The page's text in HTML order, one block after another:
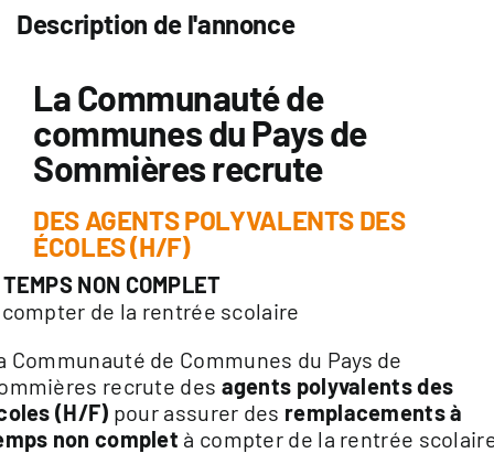
Description de l'annonce
La Communauté de
communes du Pays de
Sommières recrute
DES AGENTS POLYVALENTS DES
ÉCOLES (H/F)
NON COMPLET
de la rentrée scolaire
Communauté de Communes du Pays de
recrute des agents polyvalents des
(H/F) pour assurer des remplacements à
non complet à compter de la rentrée